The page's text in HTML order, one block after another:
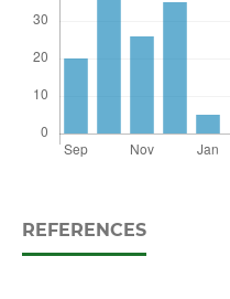
REFERENCES